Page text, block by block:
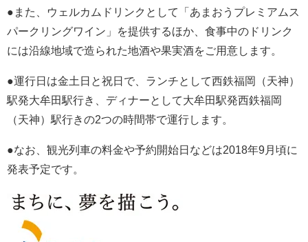
●また、ウェルカムドリンクとして「あまおうプレミアムス
パークリングワイン」を提供するほか、食事中のドリンク
には沿線地域で造られた地酒や果実酒をご用意します。
●運行日は金土日と祝日で、ランチとして西鉄福岡（天神）
駅発大牟田駅行き、ディナーとして大牟田駅発西鉄福岡
（天神）駅行きの2つの時間帯で運行します。
●なお、観光列車の料金や予約開始日などは2018年9月頃に
発表予定です。